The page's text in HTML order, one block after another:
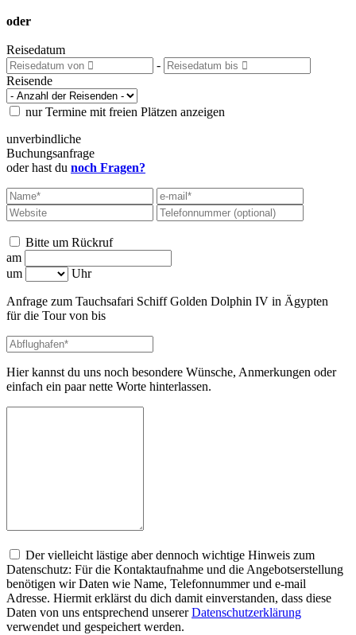
oder
Reisedatum
-
Reisende
nur Termine mit freien Plätzen anzeigen
unverbindliche
Buchungsanfrage
oder hast du noch Fragen?
Bitte um Rückruf
am
um
Uhr
Anfrage zum Tauchsafari SchiffGolden Dolphin IV in Ägypten
für die Tourvon bis
Hier kannst du uns noch besondere Wünsche, Anmerkungen oder
einfach ein paar nette Worte hinterlassen.
Der vielleicht lästige aber dennoch wichtige Hinweis zum
Datenschutz: Für die Kontaktaufnahme und die Angebotserstellung
benötigen wir Daten wie Name, Telefonnummer und e-mail
Adresse. Hiermit erklärst du dich damit einverstanden, dass diese
Daten von uns entsprechend unsererDatenschutzerklärung
verwendet und gespeichert werden.